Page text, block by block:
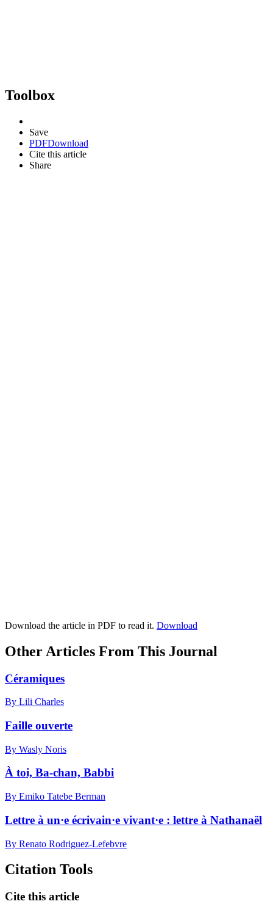
Toolbox
Save
PDFDownload
Cite this article
Share
Download the article in PDF to read it. Download
Other Articles From This Journal
Céramiques
By Lili Charles
Faille ouverte
By Wasly Noris
À toi, Ba-chan, Babbi
By Emiko Tatebe Berman
Lettre à un·e écrivain·e vivant·e : lettre à Nathanaël
By Renato Rodriguez-Lefebvre
Citation Tools
Cite this article